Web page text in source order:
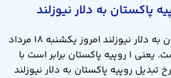
پاکستان به دلار نیوزلند
نرخ تبدیل روپیه پاکستان به دلار نیوزلند امروز یکشنبه ۱۸ مرداد
۱۴۰۵ برابر ۰.۰۰۶۱۱ است. یعنی ۱ روپیه پاکستان برابر است با
نرخ تبدیل روپیه پاکستان به دلار نیوزلند